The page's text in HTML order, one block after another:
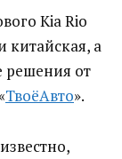
Kia Rio
китайская, а
решения от
ТвоёАвто».